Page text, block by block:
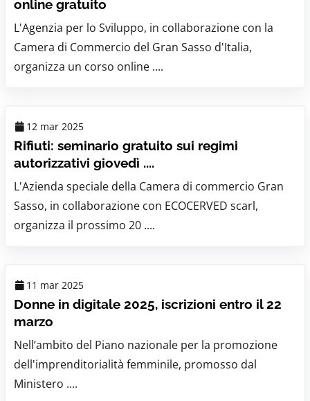
online gratuito
L'Agenzia per lo Sviluppo, in collaborazione con la
Camera di Commercio del Gran Sasso d'Italia,
organizza un corso online ....
12 mar 2025
Rifiuti: seminario gratuito sui regimi
autorizzativi giovedì ....
L'Azienda speciale della Camera di commercio Gran
Sasso, in collaborazione con ECOCERVED scarl,
organizza il prossimo 20 ....
11 mar 2025
Donne in digitale 2025, iscrizioni entro il 22
marzo
Nell’ambito del Piano nazionale per la promozione
dell'imprenditorialità femminile, promosso dal
Ministero ....